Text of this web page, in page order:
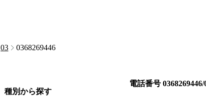
03 0368269446
電話番号
種別から探す